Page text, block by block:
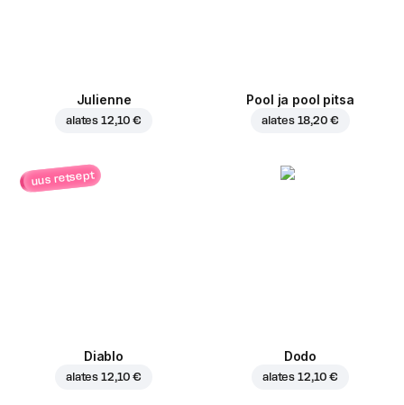
Julienne
alates 12,10 €
Pool ja pool pitsa
alates 18,20 €
uus retsept
Diablo
alates 12,10 €
Dodo
alates 12,10 €